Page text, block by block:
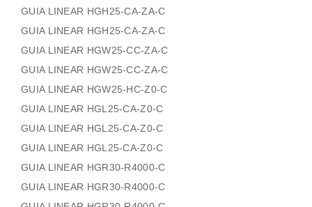
GUIA LINEAR HGH25-CA-ZA-C
GUIA LINEAR HGH25-CA-ZA-C
GUIA LINEAR HGW25-CC-ZA-C
GUIA LINEAR HGW25-CC-ZA-C
GUIA LINEAR HGW25-HC-Z0-C
GUIA LINEAR HGL25-CA-Z0-C
GUIA LINEAR HGL25-CA-Z0-C
GUIA LINEAR HGL25-CA-Z0-C
GUIA LINEAR HGR30-R4000-C
GUIA LINEAR HGR30-R4000-C